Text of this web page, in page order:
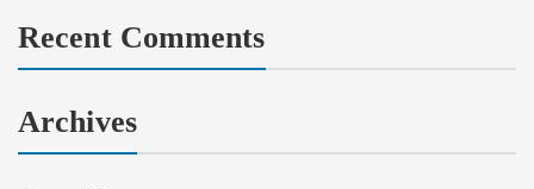
Recent Comments
Archives